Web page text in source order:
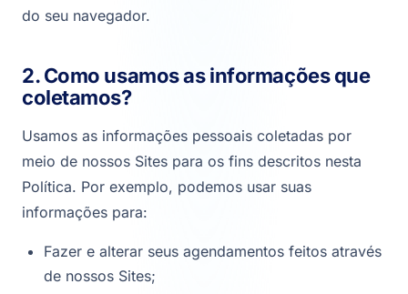
do seu navegador.
2. Como usamos as informações que
coletamos?
Usamos as informações pessoais coletadas por
meio de nossos Sites para os fins descritos nesta
Política. Por exemplo, podemos usar suas
informações para:
Fazer e alterar seus agendamentos feitos através
de nossos Sites;